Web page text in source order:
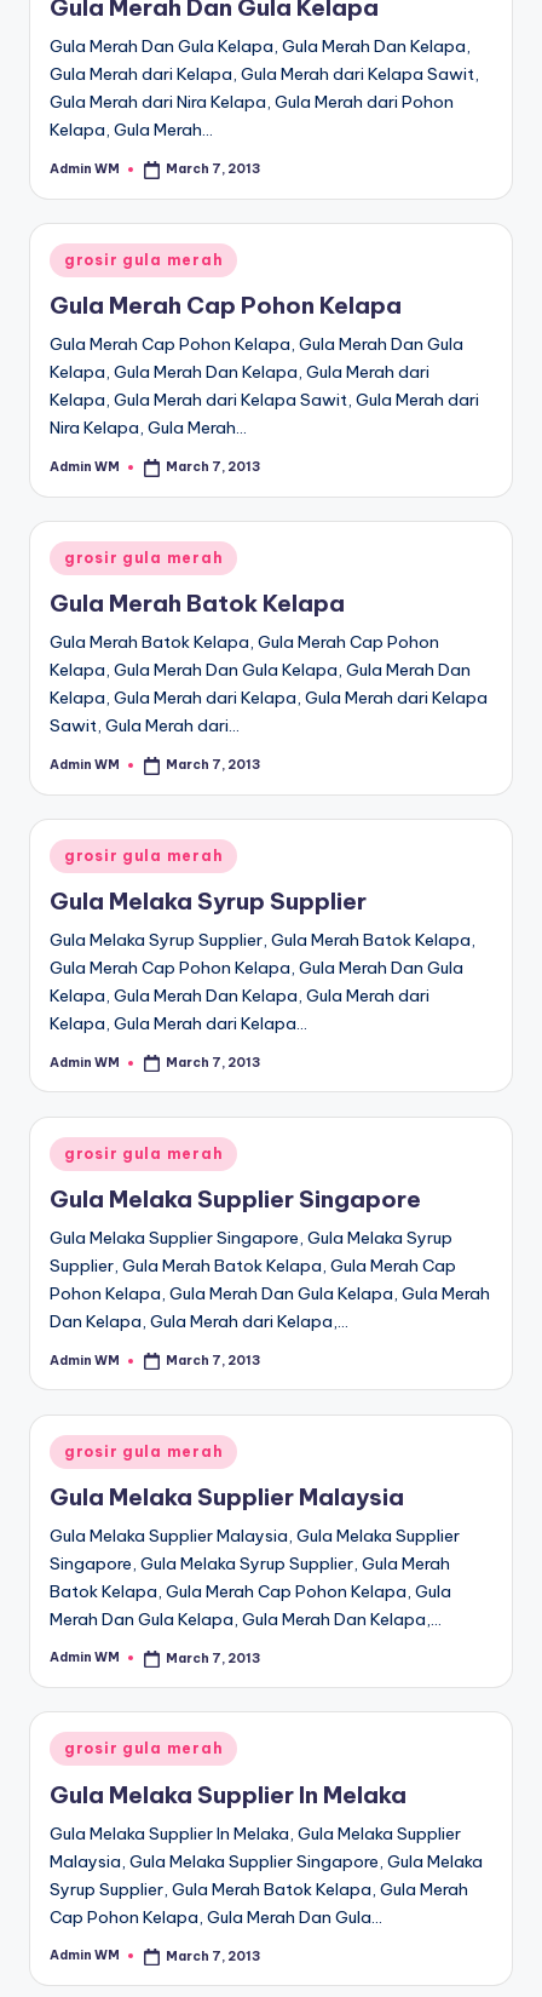
Gula Merah Dan Gula Kelapa
Gula Merah Dan Gula Kelapa, Gula Merah Dan Kelapa,
Gula Merah dari Kelapa, Gula Merah dari Kelapa Sawit,
Gula Merah dari Nira Kelapa, Gula Merah dari Pohon
Kelapa, Gula Merah…
Posted
Admin WM March 7, 2013
Posted
in
grosir gula merah
Gula Merah Cap Pohon Kelapa
Gula Merah Cap Pohon Kelapa, Gula Merah Dan Gula
Kelapa, Gula Merah Dan Kelapa, Gula Merah dari
Kelapa, Gula Merah dari Kelapa Sawit, Gula Merah dari
Nira Kelapa, Gula Merah…
Posted
Admin WM March 7, 2013
Posted
in
grosir gula merah
Gula Merah Batok Kelapa
Gula Merah Batok Kelapa, Gula Merah Cap Pohon
Kelapa, Gula Merah Dan Gula Kelapa, Gula Merah Dan
Kelapa, Gula Merah dari Kelapa, Gula Merah dari Kelapa
Sawit, Gula Merah dari…
Posted
Admin WM March 7, 2013
Posted
in
grosir gula merah
Gula Melaka Syrup Supplier
Gula Melaka Syrup Supplier, Gula Merah Batok Kelapa,
Gula Merah Cap Pohon Kelapa, Gula Merah Dan Gula
Kelapa, Gula Merah Dan Kelapa, Gula Merah dari
Kelapa, Gula Merah dari Kelapa…
Posted
Admin WM March 7, 2013
Posted
in
grosir gula merah
Gula Melaka Supplier Singapore
Gula Melaka Supplier Singapore, Gula Melaka Syrup
Supplier, Gula Merah Batok Kelapa, Gula Merah Cap
Pohon Kelapa, Gula Merah Dan Gula Kelapa, Gula Merah
Dan Kelapa, Gula Merah dari Kelapa,…
Posted
Admin WM March 7, 2013
Posted
in
grosir gula merah
Gula Melaka Supplier Malaysia
Gula Melaka Supplier Malaysia, Gula Melaka Supplier
Singapore, Gula Melaka Syrup Supplier, Gula Merah
Batok Kelapa, Gula Merah Cap Pohon Kelapa, Gula
Merah Dan Gula Kelapa, Gula Merah Dan Kelapa,…
Posted
Admin WM March 7, 2013
Posted
grosir gula merah
Gula Melaka Supplier In Melaka
Gula Melaka Supplier In Melaka, Gula Melaka Supplier
Malaysia, Gula Melaka Supplier Singapore, Gula Melaka
Syrup Supplier, Gula Merah Batok Kelapa, Gula Merah
Cap Pohon Kelapa, Gula Merah Dan Gula…
Posted
Admin WM March 7, 2013